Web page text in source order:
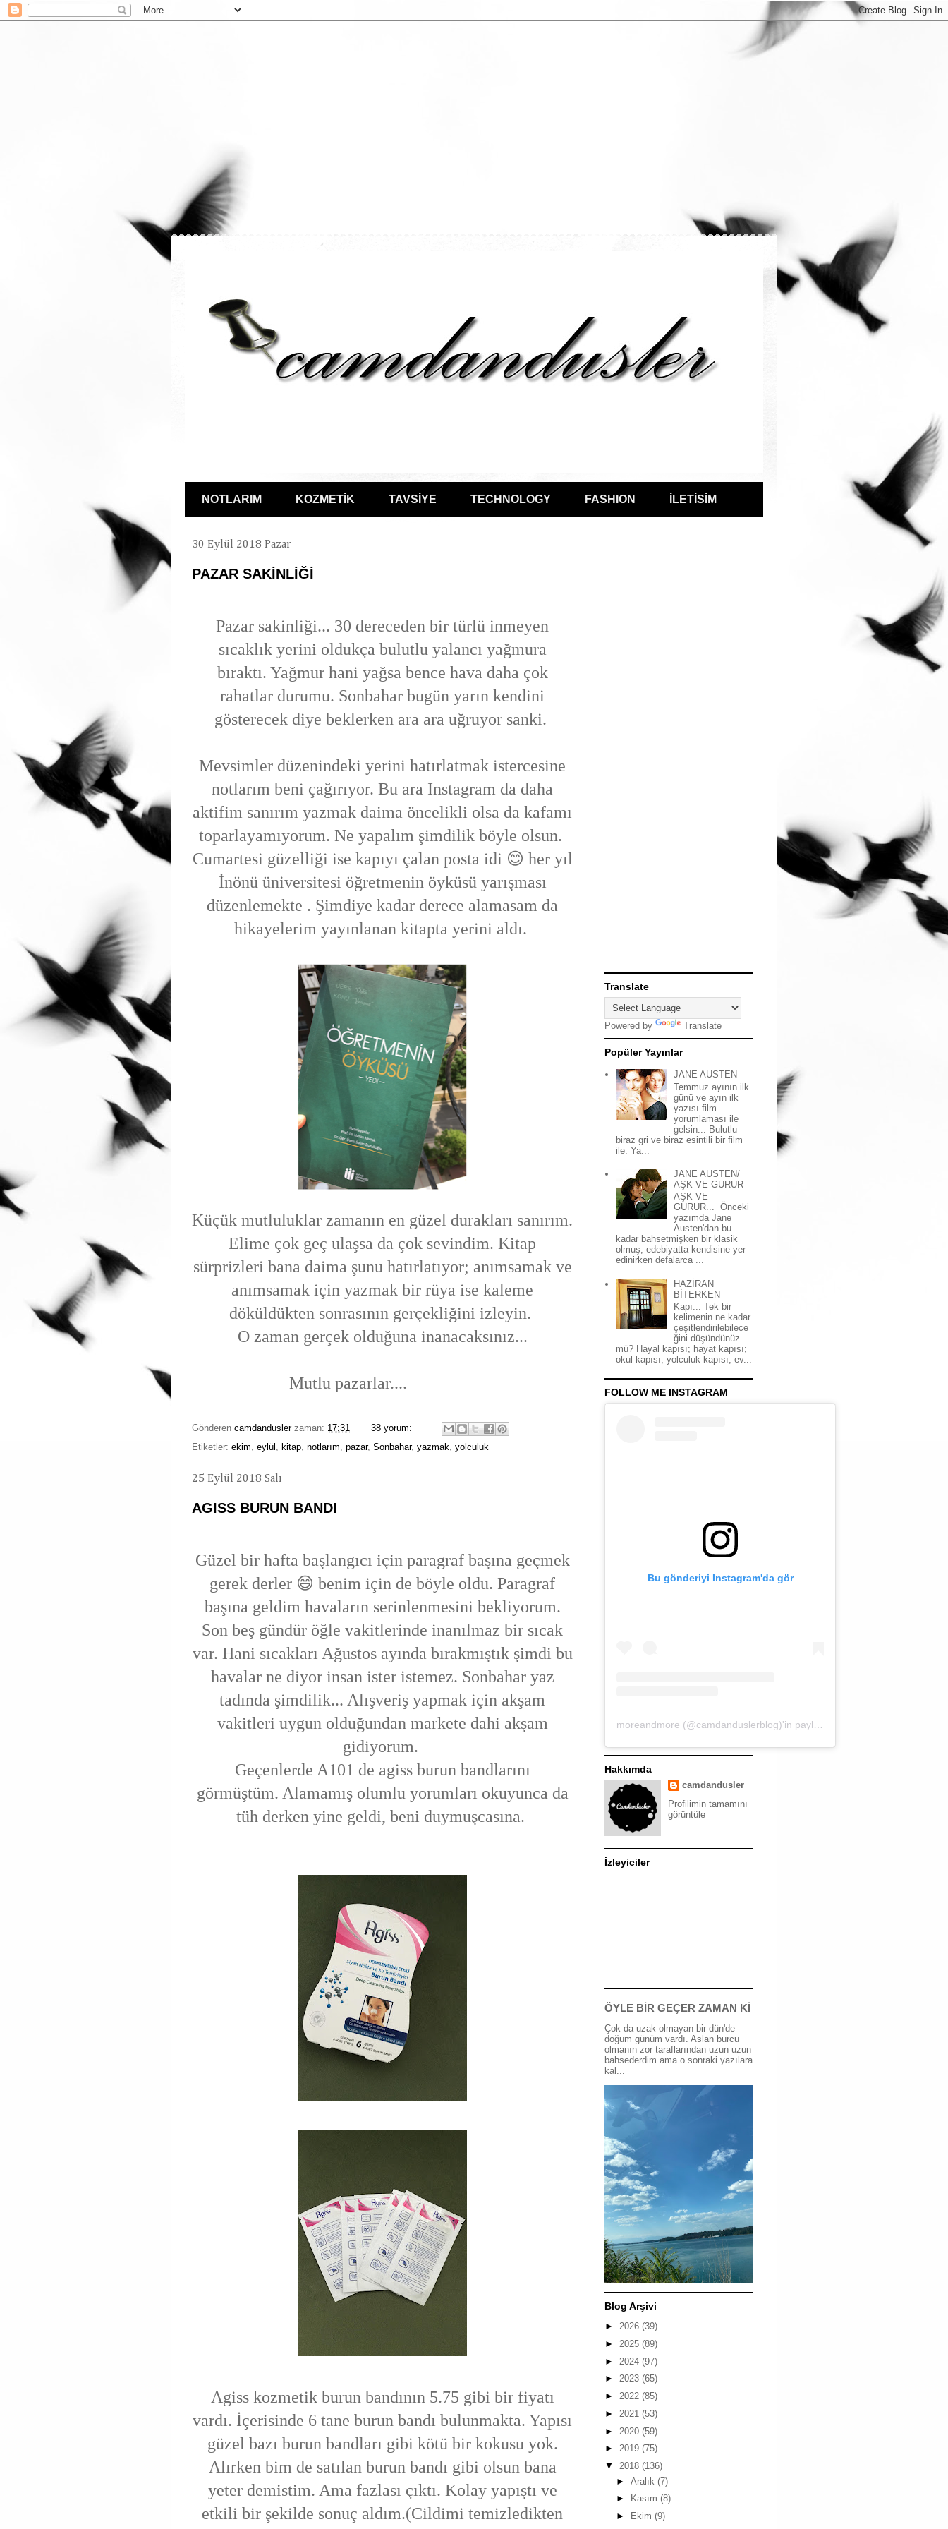
NOTLARIM KOZMETİK TAVSİYE TECHNOLOGY FASHION İLETİSİM
30 Eylül 2018 Pazar
PAZAR SAKİNLİĞİ
Pazar sakinliği... 30 dereceden bir türlü inmeyen
sıcaklık yerini oldukça bulutlu yalancı yağmura
bıraktı. Yağmur hani yağsa bence hava daha çok
rahatlar durumu. Sonbahar bugün yarın kendini
gösterecek diye beklerken ara ara uğruyor sanki.
Mevsimler düzenindeki yerini hatırlatmak istercesine
notlarım beni çağırıyor. Bu ara Instagram da daha
aktifim sanırım yazmak daima öncelikli olsa da kafamı
toparlayamıyorum. Ne yapalım şimdilik böyle olsun.
Cumartesi güzelliği ise kapıyı çalan posta idi 😊 her yıl
İnönü üniversitesi öğretmenin öyküsü yarışması
düzenlemekte . Şimdiye kadar derece alamasam da
hikayelerim yayınlanan kitapta yerini aldı.
Küçük mutluluklar zamanın en güzel durakları sanırım.
Elime çok geç ulaşsa da çok sevindim. Kitap
sürprizleri bana daima şunu hatırlatıyor; anımsamak ve
anımsamak için yazmak bir rüya ise kaleme
döküldükten sonrasının gerçekliğini izleyin.
O zaman gerçek olduğuna inanacaksınız...
Mutlu pazarlar....
Gönderen camdandusler zaman: 17:31
38 yorum:
Etiketler: ekim, eylül , kitap, notlarım, pazar, Sonbahar, yazmak, yolculuk
25 Eylül 2018 Salı
AGISS BURUN BANDI
Güzel bir hafta başlangıcı için paragraf başına geçmek
gerek derler 😄 benim için de böyle oldu. Paragraf
başına geldim havaların serinlenmesini bekliyorum.
Son beş gündür öğle vakitlerinde inanılmaz bir sıcak
var. Hani sıcakları Ağustos ayında bırakmıştık şimdi bu
havalar ne diyor insan ister istemez. Sonbahar yaz
tadında şimdilik... Alışveriş yapmak için akşam
vakitleri uygun olduğundan markete dahi akşam
gidiyorum.
Geçenlerde A101 de agiss burun bandlarını
görmüştüm. Alamamış olumlu yorumları okuyunca da
tüh derken yine geldi, beni duymuşcasına.
Agiss kozmetik burun bandının 5.75 gibi bir fiyatı
vardı. İçerisinde 6 tane burun bandı bulunmakta. Yapısı
güzel bazı burun bandları gibi kötü bir kokusu yok.
Alırken bim de satılan burun bandı gibi olsun bana
yeter demistim. Ama fazlası çıktı. Kolay yapıştı ve
etkili bir şekilde sonuç aldım.(Cildimi temizledikten
Translate
Powered by Translate
Popüler Yayınlar
JANE AUSTEN
Temmuz ayının ilk
günü ve ayın ilk
yazısı film
yorumlaması ile
gelsin... Bulutlu
biraz gri ve biraz esintili bir film
ile. Ya...
JANE AUSTEN/
AŞK VE GURUR
AŞK VE
GURUR... Önceki
yazımda Jane
Austen'dan bu
kadar bahsetmişken bir klasik
olmuş; edebiyatta kendisine yer
edinirken defalarca ...
HAZİRAN
BİTERKEN
Kapı... Tek bir
kelimenin ne kadar
çeşitlendirilebilece
ğini düşündünüz
mü? Hayal kapısı; hayat kapısı;
okul kapısı; yolculuk kapısı, ev...
FOLLOW ME INSTAGRAM
Bu gönderiyi Instagram'da gör
Hakkımda
camdandusler
Profilimin tamamını
görüntüle
İzleyiciler
ÖYLE BİR GEÇER ZAMAN Kİ
Çok da uzak olmayan bir dün'de
doğum günüm vardı. Aslan burcu
olmanın zor taraflarından uzun uzun
bahsederdim ama o sonraki yazılara
kal...
Blog Arşivi
► 2026 (39)
► 2025 (89)
► 2024 (97)
► 2023 (65)
► 2022 (85)
► 2021 (53)
► 2020 (59)
► 2019 (75)
▼ 2018 (136)
► Aralık (7)
►
Kasım (8)
►
Ekim (9)